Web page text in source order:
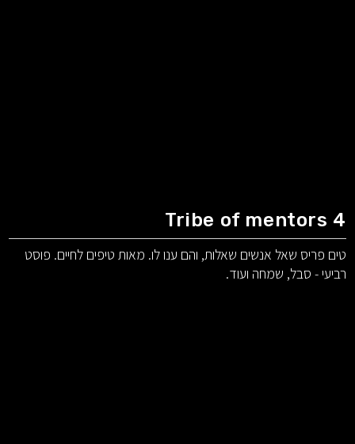
Tribe of mentors 4
טים פריס שאל אנשים שאלות, והם ענו לו. מאות טיפים לחיים. פוסט
רביעי - סבל, שמחה ועוד.